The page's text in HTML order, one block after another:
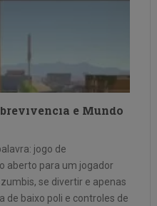
e Mundo
jogo de
aberto para um jogador
se divertir e apenas
de baixo poli e controles de